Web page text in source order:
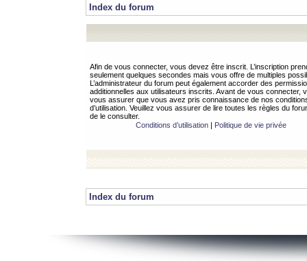
Index du forum
Afin de vous connecter, vous devez être inscrit. L’inscription
seulement quelques secondes mais vous offre de multiples
L’administrateur du forum peut également accorder des
additionnelles aux utilisateurs inscrits. Avant de vous connecter,
vous assurer que vous avez pris connaissance de nos
d’utilisation. Veuillez vous assurer de lire toutes les règles du
de le consulter.
Conditions d’utilisation| Politique de vie privée
Index du forum